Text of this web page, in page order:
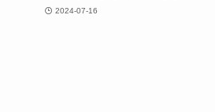
2024-07-16